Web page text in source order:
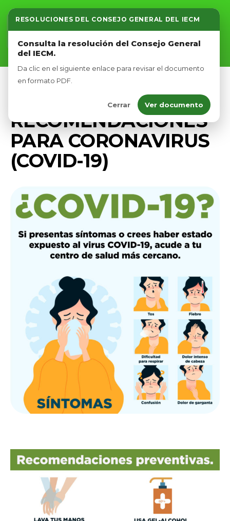
RESOLUCIONES DEL CONSEJO GENERAL DEL IECM
Consulta la resolución del Consejo General
del IECM.
Da clic en el siguiente enlace para revisar el documento
en formato PDF.
Cerrar Ver documento
Inicio
Nosotros
Afíliate
RECOMENDACIONES
PARA CORONAVIRUS
(COVID-19)